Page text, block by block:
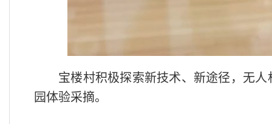
宝楼村积极探索新技术、新途径，无
园体验采摘。